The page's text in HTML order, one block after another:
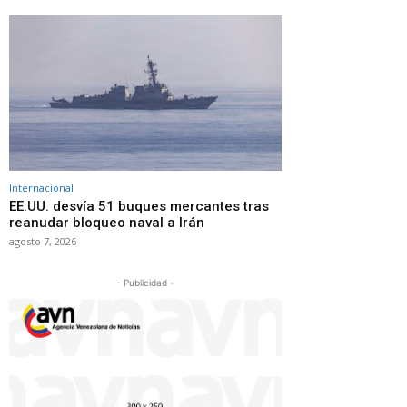
Internacional
EE.UU. desvía 51 buques mercantes tras
reanudar bloqueo naval a Irán
agosto 7, 2026
- Publicidad -